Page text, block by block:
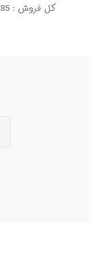
کل فروش : 1185 عدد